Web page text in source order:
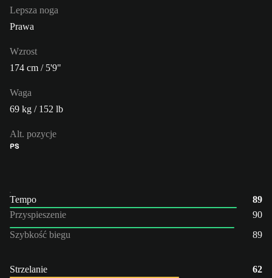
Lepsza noga
Prawa
Wzrost
174 cm / 5'9"
Waga
69 kg / 152 lb
Alt. pozycje
PS
Tempo
89
Przyspieszenie
90
Szybkość biegu
89
Strzelanie
62